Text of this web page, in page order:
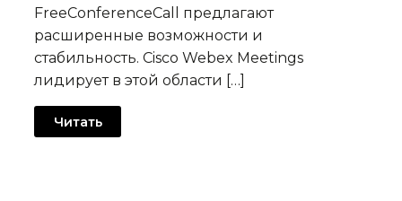
FreeConferenceCall предлагают
расширенные возможности и
стабильность. Cisco Webex Meetings
лидирует в этой области […]
Читать